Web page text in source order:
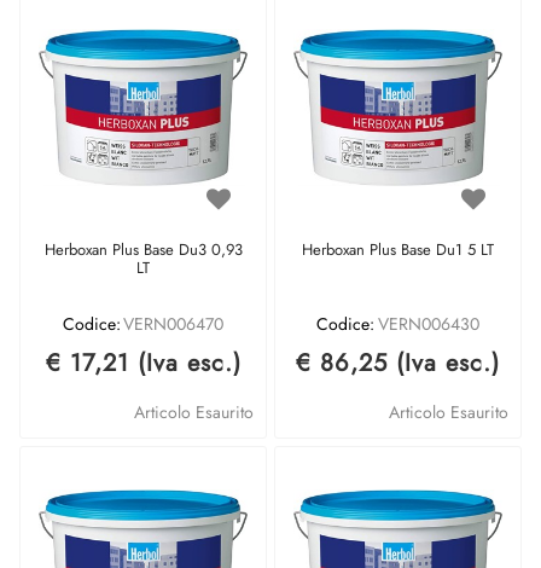
Herboxan Plus Base Du3 0,93
LT
Codice:VERN006470
€ 17,21 (Iva esc.)
Articolo Esaurito
Herboxan Plus Base Du1 5 LT
Codice: VERN006430
€ 86,25 (Iva esc.)
Articolo Esaurito